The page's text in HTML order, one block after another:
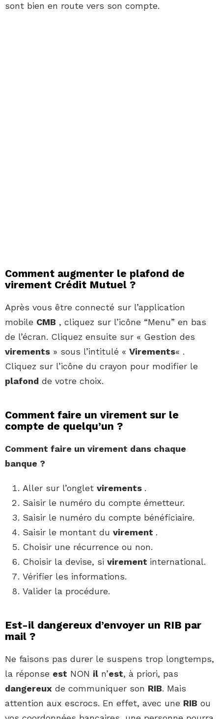
sont bien en route vers son compte.
Comment augmenter le plafond de
virement Crédit Mutuel ?
Après vous être connecté sur l’application
mobile CMB , cliquez sur l’icône “Menu” en bas
de l’écran. Cliquez ensuite sur « Gestion des
virements » sous l’intitulé « Virements« .
Cliquez sur l’icône du crayon pour modifier le
plafond de votre choix.
Comment faire un virement sur le
compte de quelqu’un ?
Comment faire un virement dans chaque
banque ?
Aller sur l’onglet virements .
Saisir le numéro du compte émetteur.
Saisir le numéro du compte bénéficiaire.
Saisir le montant du virement .
Choisir une récurrence ou non.
Choisir la devise, si virement international.
Vérifier les informations.
Valider la procédure.
Est-il dangereux d’envoyer un RIB par
mail ?
Ne faisons pas durer le suspens trop longtemps,
la réponse est NON il n’est, à priori, pas
dangereux de communiquer son RIB. Mais
attention aux escrocs. En effet, avec une RIB ou